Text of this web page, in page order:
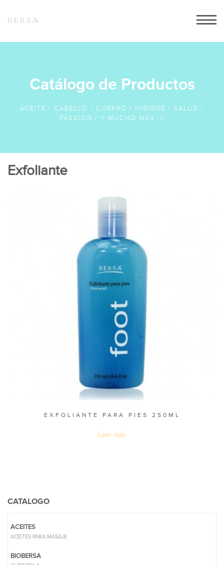
CONTACTO
Catálogo de Productos
ACEITE / CABELLO / CUERPO / HIGIENE / SALUD /
PASSION / Y MUCHO MÁS !!!
Exfoliante
EXFOLIANTE PARA PIES 250ML
Leer más
CATALOGO
ACEITES
ACEITES PARA MASAJE
BIOBERSA